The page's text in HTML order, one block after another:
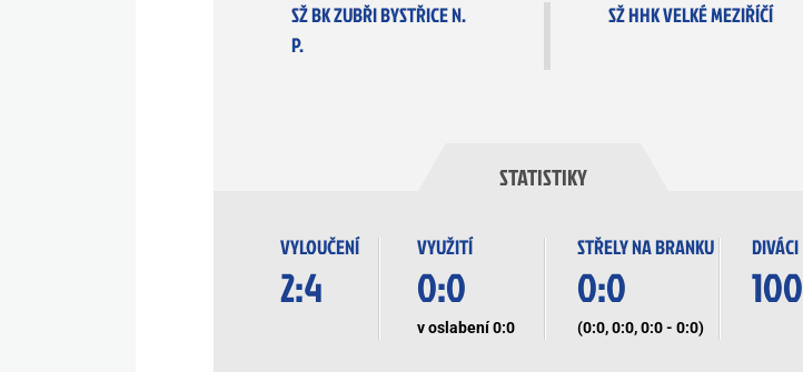
SŽ BK ZUBŘI BYSTŘICE N.
P.
SŽ HHK VELKÉ MEZIŘÍČÍ
STATISTIKY
VYLOUČENÍ
2:4
VYUŽITÍ
0:0
v oslabení 0:0
STŘELY NA BRANKU
0:0
(0:0, 0:0, 0:0 - 0:0)
DIVÁCI
100